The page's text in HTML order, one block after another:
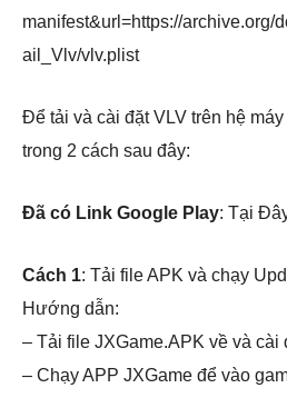
manifest&url=https://archive.org/
ail_Vlv/vlv.plist
Để tải và cài đặt VLV trên hệ
trong 2 cách sau đây:
Đã có Link Google Play: Tại
Cách 1: Tải file APK và chạy
Hướng dẫn:
– Tải file JXGame.APK về và cài
– Chạy APP JXGame để vào